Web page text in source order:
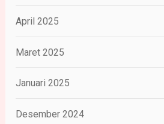
April 2025
Maret 2025
Januari 2025
Desember 2024